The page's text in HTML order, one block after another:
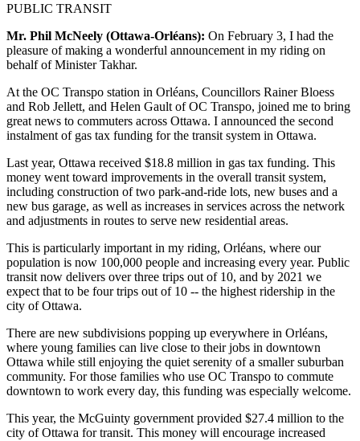
PUBLIC TRANSIT
Mr. Phil McNeely (Ottawa-Orléans): On February 3, I had the
pleasure of making a wonderful announcement in my riding on
behalf of Minister Takhar.
At the OC Transpo station in Orléans, Councillors Rainer Bloess
and Rob Jellett, and Helen Gault of OC Transpo, joined me to bring
great news to commuters across Ottawa. I announced the second
instalment of gas tax funding for the transit system in Ottawa.
Last year, Ottawa received $18.8 million in gas tax funding. This
money went toward improvements in the overall transit system,
including construction of two park-and-ride lots, new buses and a
new bus garage, as well as increases in services across the network
and adjustments in routes to serve new residential areas.
This is particularly important in my riding, Orléans, where our
population is now 100,000 people and increasing every year. Public
transit now delivers over three trips out of 10, and by 2021 we
expect that to be four trips out of 10 -- the highest ridership in the
city of Ottawa.
There are new subdivisions popping up everywhere in Orléans,
where young families can live close to their jobs in downtown
Ottawa while still enjoying the quiet serenity of a smaller suburban
community. For those families who use OC Transpo to commute
downtown to work every day, this funding was especially welcome.
This year, the McGuinty government provided $27.4 million to the
city of Ottawa for transit. This money will encourage increased